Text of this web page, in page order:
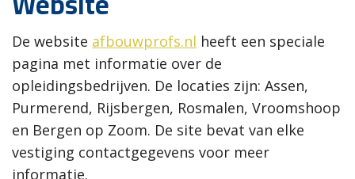
De website afbouwprofs.nl heeft een speciale
pagina met informatie over de
opleidingsbedrijven. De locaties zijn: Assen,
Purmerend, Rijsbergen, Rosmalen, Vroomshoop
en Bergen op Zoom. De site bevat van elke
vestiging contactgegevens voor meer
informatie.